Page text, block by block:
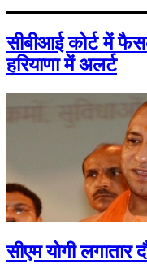
सीबीआई कोर्ट में
हरियाणा में अलर्ट
सीएम योगी लगातार